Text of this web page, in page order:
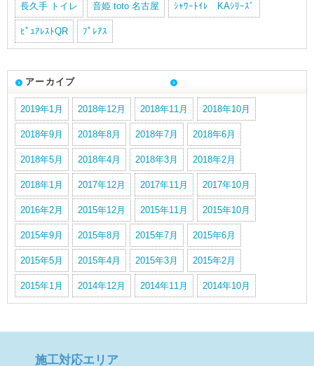
長久手 トイレ 音姫 toto 名古屋 ｼｬﾜｰﾄｲﾚ KAｼﾘｰｽﾞ
ﾋﾟｭｱﾚｽﾄQR ﾌﾟﾚｱｽ
アーカイブ
2019年1月 2018年12月 2018年11月 2018年10月
2018年9月 2018年8月 2018年7月 2018年6月
2018年5月 2018年4月 2018年3月 2018年2月
2018年1月 2017年12月 2017年11月 2017年10月
2016年2月 2015年12月 2015年11月 2015年10月
2015年9月 2015年8月 2015年7月 2015年6月
2015年5月 2015年4月 2015年3月 2015年2月
2015年1月 2014年12月 2014年11月 2014年10月
施工対応エリア